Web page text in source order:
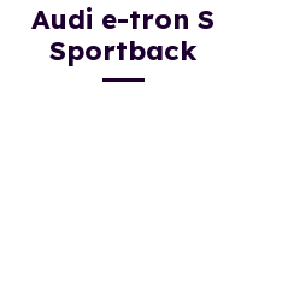
Audi e-tron S
Sportback